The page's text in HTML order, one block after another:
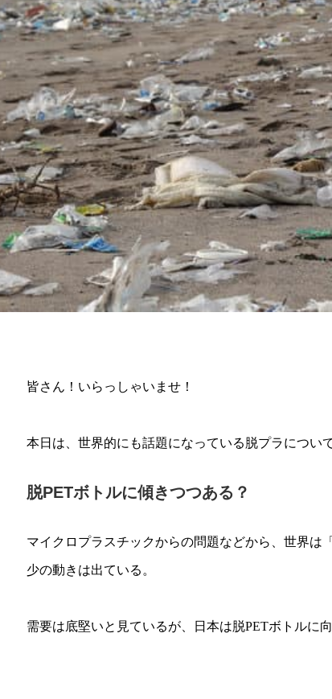
皆さん！いらっしゃいませ！
本日は、世界的にも話題になっている脱プラについ
脱PETボトルに傾きつつある？
マイクロプラスチックからの問題などから、世界は
少の動きは出ている。
需要は底堅いと見ているが、日本は脱PETボトルに